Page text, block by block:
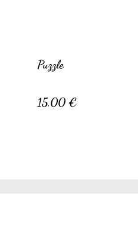
Puzzle
15,00 €